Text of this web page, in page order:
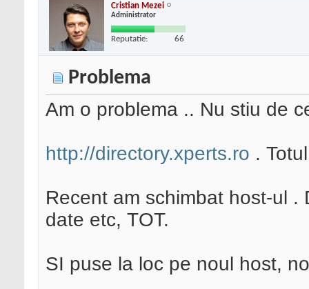
Cristian Mezei
Administrator
Reputatie: 66
Problema
Am o problema .. Nu stiu de
http://directory.xperts.ro .
Recent am schimbat host-ul
date etc, TOT.
SI puse la loc pe noul host,